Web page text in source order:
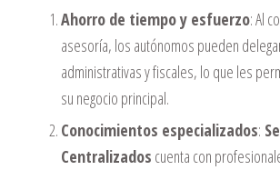
Ahorro de tiempo y esfuerzo: Al
asesoría, los autónomos pueden
administrativas y fiscales, lo que les
su negocio principal.
Conocimientos especializados:
Centralizados cuenta con